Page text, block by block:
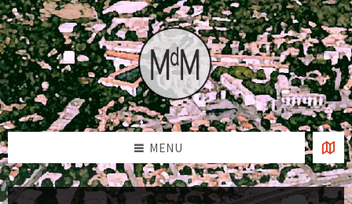
Skip
to
content
Skip
to
left
sidebar
Skip
to
footer
MENU